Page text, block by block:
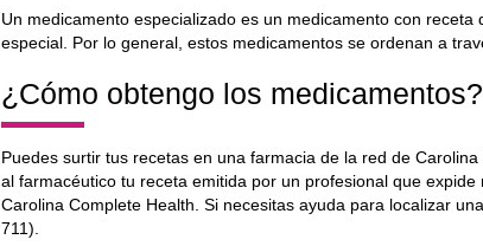
Un medicamento especializado es un medicamento con
especial. Por lo general, estos medicamentos se ordenan a
¿Cómo obtengo los medicamentos?
Puedes surtir tus recetas en una farmacia de la red de
al farmacéutico tu receta emitida por un profesional que
Carolina Complete Health. Si necesitas ayuda para localizar
711).